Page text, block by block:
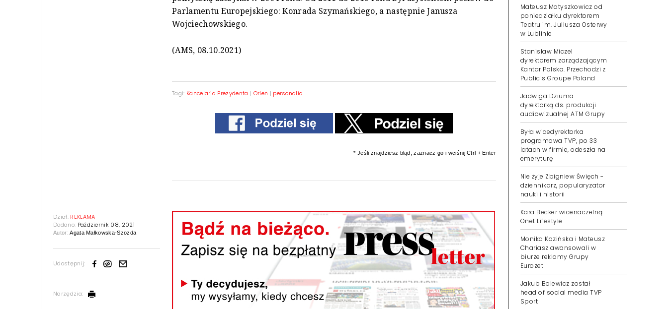
Dział: REKLAMA
Dodano: Październik 08, 2021
Autor:Agata Małkowska-Szozda
Udostępnij:
Narzędzia:
Parlamentu Europejskiego: Konrada Szymańskiego, a następnie Janusza
Wojciechowskiego.
(AMS, 08.10.2021)
Tagi: Kancelaria Prezydenta | Orlen | personalia
* Jeśli znajdziesz błąd, zaznacz go i wciśnij Ctrl + Enter
Mateusz Matyszkowicz od
poniedziałku dyrektorem
Teatru im. Juliusza Osterwy
w Lublinie
Stanisław Miczel
dyrektorem zarządzającym
Kantar Polska. Przechodzi z
Publicis Groupe Poland
Jadwiga Dziuma
dyrektorką ds. produkcji
audiowizualnej ATM Grupy
Była wicedyrektorka
programowa TVP, po 33
latach w firmie, odeszła na
emeryturę
Nie żyje Zbigniew Święch -
dziennikarz, popularyzator
nauki i historii
Kara Becker wicenaczelną
Onet Lifestyle
Monika Kozińska i Mateusz
Chariasz awansowali w
biurze reklamy Grupy
Eurozet
Jakub Bolewicz został
head of social media TVP
Sport